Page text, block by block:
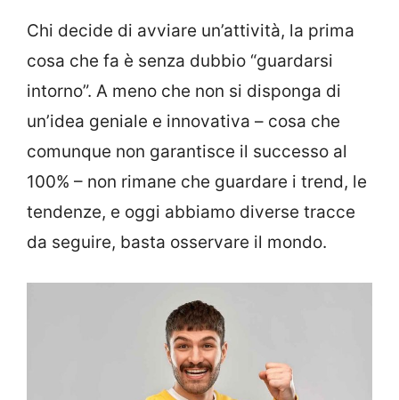
Chi decide di avviare un’attività, la prima
cosa che fa è senza dubbio “guardarsi
intorno”. A meno che non si disponga di
un’idea geniale e innovativa – cosa che
comunque non garantisce il successo al
100% – non rimane che guardare i trend, le
tendenze, e oggi abbiamo diverse tracce
da seguire, basta osservare il mondo.